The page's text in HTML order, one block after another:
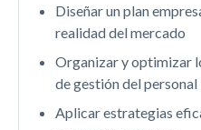
Diseñar un plan
realidad del mercado
Organizar y optimizar
de gestión del personal
Aplicar estrategias